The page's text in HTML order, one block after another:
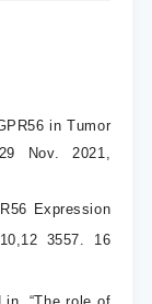
in Tumor
Nov. 2021,
Expression
3557. 16